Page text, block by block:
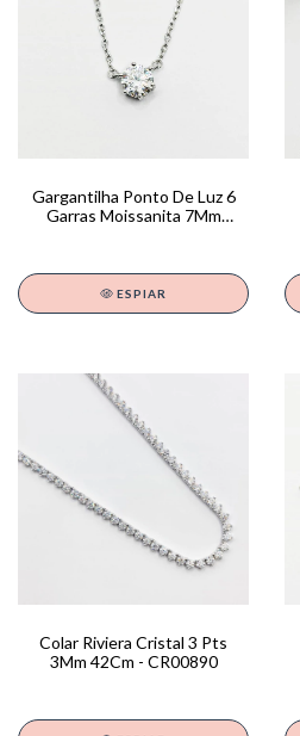
Gargantilha Ponto De Luz 6
Garras Moissanita 7Mm
ESPIAR
Colar Riviera Cristal 3 Pts
3Mm 42Cm - CR00890